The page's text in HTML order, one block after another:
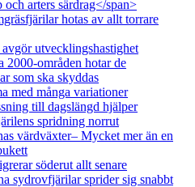
och arters särdrag</span>
hotas av allt torrare
utvecklingshastighet
2000-områden hotar de
som ska skyddas
med många variationer
till dagslängd hjälper
spridning norrut
värdväxter– Mycket mer än en
söderut allt senare
sydrovfjärilar sprider sig snabbt